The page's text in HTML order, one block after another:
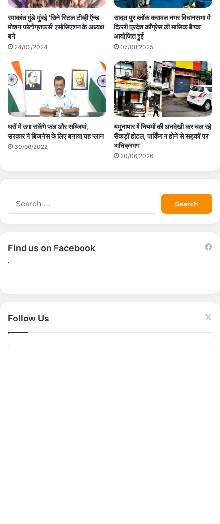
रमाकांत मुंडे मुंबई ‘सिने स्टिल टीव्ही ऍन्ड
मोशन फोटोग्राफ़र्स’ एसोसिएशन के अध्यक्ष
बने
24/02/2024
सादत पुर ब्लॉक करावल नगर विधानसभा में
दिल्ली प्रदेश कॉंग्रेस की मासिक बैठक
आयोजित हुई
07/08/2025
घरों में उगा सकेंगे फल और सब्जियां,
सरकार ने बिजनेस के लिए बनाया यह प्लान
30/06/2022
यमुनापार में नियमों की अनदेखी कर चल रहे
सैकड़ों होटल, पार्किंग न होने से सड़कों पर
अतिक्रमण
20/06/2026
S
e
a
r
r
:
Find us on Facebook
Follow Us